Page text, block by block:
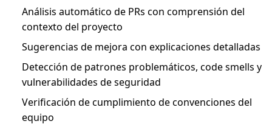
Análisis automático de PRs con comprensión del
contexto del proyecto
Sugerencias de mejora con explicaciones detalladas
Detección de patrones problemáticos, code smells y
vulnerabilidades de seguridad
Verificación de cumplimiento de convenciones del
equipo